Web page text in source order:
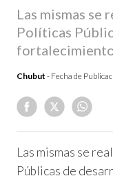
Las mismas se
Políticas
Chubut - Fecha de
Las mismas se
Públicas de